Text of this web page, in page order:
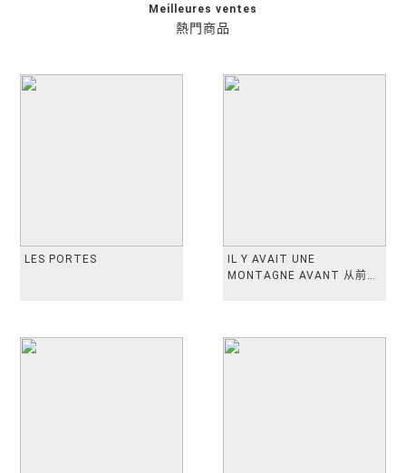
熱門商品
Meilleures ventes
LES PORTES
IL Y AVAIT UNE
MONTAGNE AVANT 从前有